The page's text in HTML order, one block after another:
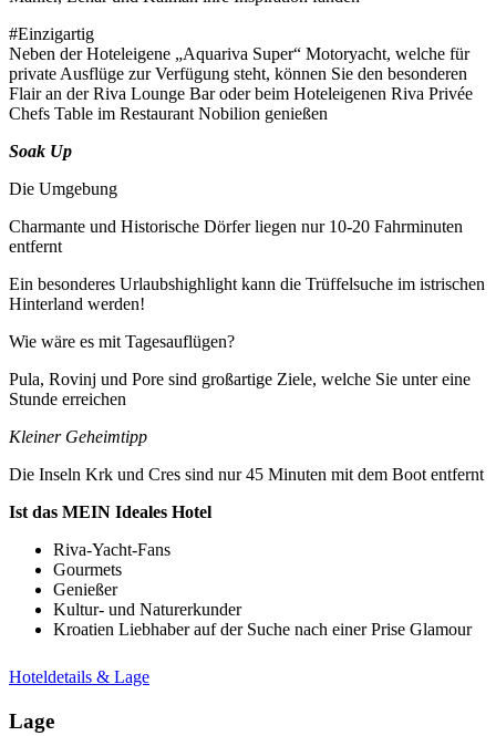
#Einzigartig
Neben der Hoteleigene „Aquariva Super“ Motoryacht, welche für
private Ausflüge zur Verfügung steht, können Sie den besonderen
Flair an der Riva Lounge Bar oder beim Hoteleigenen Riva Privée
Chefs Table im Restaurant Nobilion genießen
Soak Up
Die Umgebung
Charmante und Historische Dörfer liegen nur 10-20 Fahrminuten
entfernt
Ein besonderes Urlaubshighlight kann die Trüffelsuche im istrischen
Hinterland werden!
Wie wäre es mit Tagesauflügen?
Pula, Rovinj und Pore sind großartige Ziele, welche Sie unter eine
Stunde erreichen
Kleiner Geheimtipp
Die Inseln Krk und Cres sind nur 45 Minuten mit dem Boot entfernt
Ist das MEIN Ideales Hotel
Riva-Yacht-Fans
Gourmets
Genießer
Kultur- und Naturerkunder
Kroatien Liebhaber auf der Suche nach einer Prise Glamour
Hoteldetails & Lage
Lage